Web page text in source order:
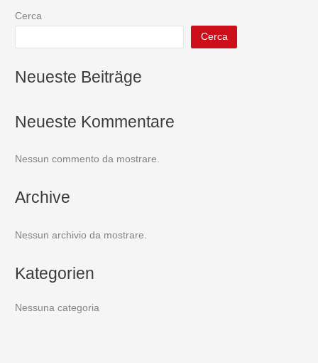
Cerca
Cerca
Neueste Beiträge
Neueste Kommentare
Nessun commento da mostrare.
Archive
Nessun archivio da mostrare.
Kategorien
Nessuna categoria